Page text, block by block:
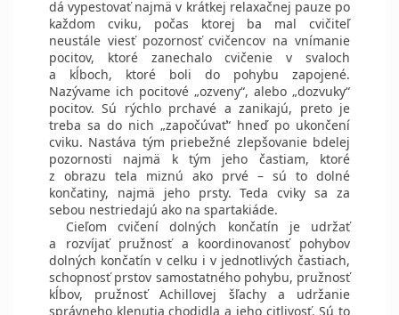
dá vypestovať najmä v krátkej relaxačnej pauze po
každom cviku, počas ktorej ba mal cvičiteľ
neustále viesť pozornosť cvičencov na vnímanie
pocitov, ktoré zanechalo cvičenie v svaloch
a kĺboch, ktoré boli do pohybu zapojené.
Nazývame ich pocitové „ozveny“, alebo „dozvuky“
pocitov. Sú rýchlo prchavé a zanikajú, preto je
treba sa do nich „započúvať“ hneď po ukončení
cviku. Nastáva tým priebežné zlepšovanie bdelej
pozornosti najmä k tým jeho častiam, ktoré
z obrazu tela miznú ako prvé – sú to dolné
končatiny, najmä jeho prsty. Teda cviky sa za
sebou nestriedajú ako na spartakiáde.
Cieľom cvičení dolných končatín je udržať
a rozvíjať pružnosť a koordi­novanosť pohybov
dolných končatín v celku i v jednotlivých častiach,
schopnosť prstov samostatného pohybu, pružnosť
kĺbov, pružnosť Achillovej šľachy a udržanie
správneho klenutia chodidla a jeho citlivosť. Sú to